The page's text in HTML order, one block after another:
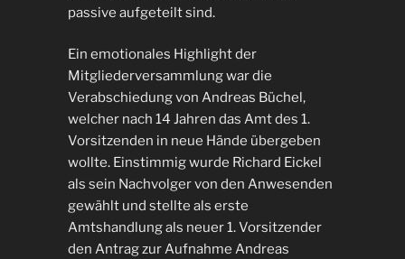
passive aufgeteilt sind.
Ein emotionales Highlight der
Mitgliederversammlung war die
Verabschiedung von Andreas Büchel,
welcher nach 14 Jahren das Amt des 1.
Vorsitzenden in neue Hände übergeben
wollte. Einstimmig wurde Richard Eickel
als sein Nachvolger von den Anwesenden
gewählt und stellte als erste
Amtshandlung als neuer 1. Vorsitzender
den Antrag zur Aufnahme Andreas